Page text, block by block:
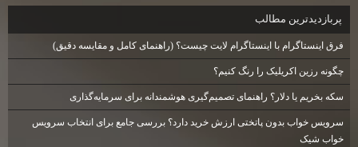
پربازديدترين مطالب
فرق اینستاگرام با اینستاگرام لایت چیست؟ (راهنمای کامل و مقایسه دقیق)
چگونه رزین اکریلیک را رنگ کنیم؟
سکه بخریم یا دلار؟ راهنمای تصمیم‌گیری هوشمندانه برای سرمایه‌گذاری
سرویس خواب بدون پاتختی ارزش خرید دارد؟ بررسی جامع برای انتخاب سرویس
خواب شیک